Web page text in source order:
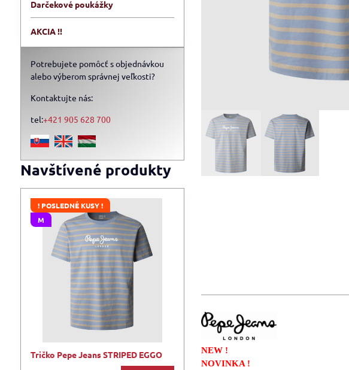
NEW !
NOVINKA !
Darčekové poukážky
AKCIA !!
Potrebujete pomôcť s objednávkou
alebo výberom správnej veľkosti?
Kontaktujte nás:
tel:+421 905 628 700
Navštívené produkty
! POSLEDNÉ KUSY !
M
Tričko Pepe Jeans STRIPED EGGO